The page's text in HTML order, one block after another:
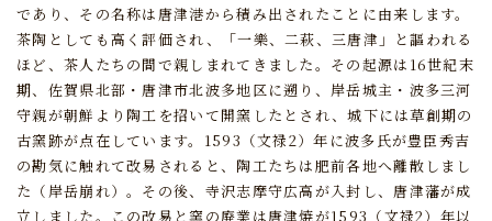
であり、 その名称は唐津港から積み出されたことに由来します。
茶陶としても高く評価され、「一樂、二萩、三唐津」と謳われる
ほど、茶人たちの間で親しまれてきました。 その起源は16世紀末
期、佐賀県北部・唐津市北波多地区に遡り、 岸岳城主・波多三河
守親が朝鮮より陶工を招いて開窯したとされ、城下には草創期の
古窯跡が点在しています。 1593（文禄2）年に波多氏が豊臣秀吉
の勘気に触れて改易されると、 陶工たちは肥前各地へ離散しまし
た（岸岳崩れ）。 その後、寺沢志摩守広高が入封し、唐津藩が成
立しました。
この改易と窯の廃業は唐津焼が1593（文禄2）年以